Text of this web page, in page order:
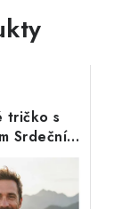
tričko s
Srdeční